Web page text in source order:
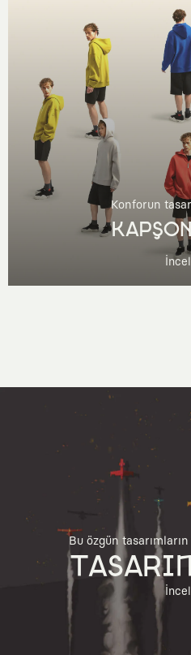
Konforun
Bu özgün